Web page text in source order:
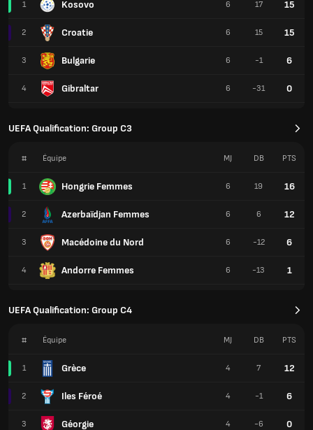
1 Kosovo
2 Croatie
3 Bulgarie
4 Gibraltar
6 17 15
6 15 15
6 -1 6
6 -31 0
UEFA Qualification: Group C3
# Équipe
1 Hongrie Femmes
2 Azerbaïdjan Femmes
3 Macédoine du Nord
4 Andorre Femmes
MJ DB PTS
6 19 16
6 6 12
6 -12 6
6 -13 1
UEFA Qualification: Group C4
# Équipe
1 Grèce
2 Iles Féroé
3 Géorgie
MJ DB PTS
4 7 12
4 -1 6
4 -6 0